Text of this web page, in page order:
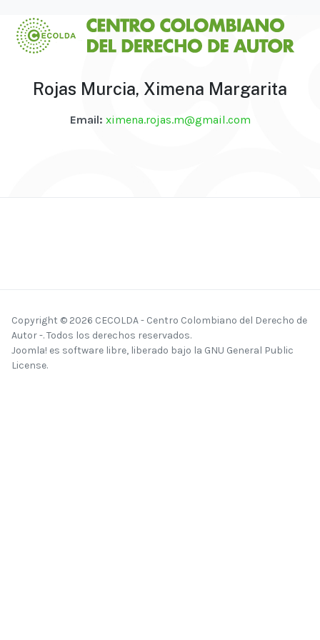
Rojas Murcia, Ximena Margarita
Email: ximena.rojas.m@gmail.com
Copyright © 2026 CECOLDA - Centro Colombiano del Derecho de
Autor -. Todos los derechos reservados.
Joomla! es software libre, liberado bajo la GNU General Public
License.